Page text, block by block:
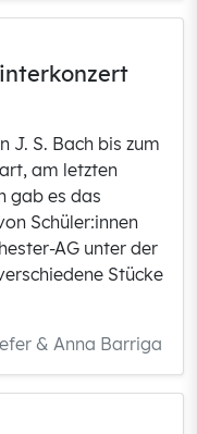
J. S. Bach bis zum
am letzten
gab es das
Schüler:innen
AG unter der
Stücke
& Anna Barriga